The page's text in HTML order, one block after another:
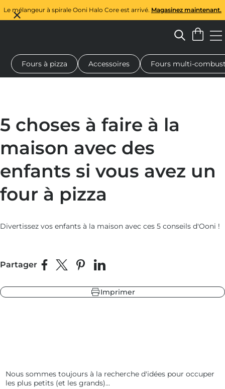
Le mélangeur à spirale Ooni Halo Core est arrivé. Magasinez maintenant.
sapin
pizza au feu de bois Malaxeur à pâte Cadeaux Planches de
Fours à pizza Accessoires Fours multi-
5 choses à faire à la
maison avec des
enfants si vous avez un
four à pizza
Divertissez vos enfants à la maison avec ces 5 conseils d'Ooni !
Partager Partager sur Facebook
Partager sur X
Épingler sur Pinterest
Partager sur LinkedIn
Imprimer
Nous sommes toujours à la recherche d'idées pour occuper
les plus petits (et les grands)...